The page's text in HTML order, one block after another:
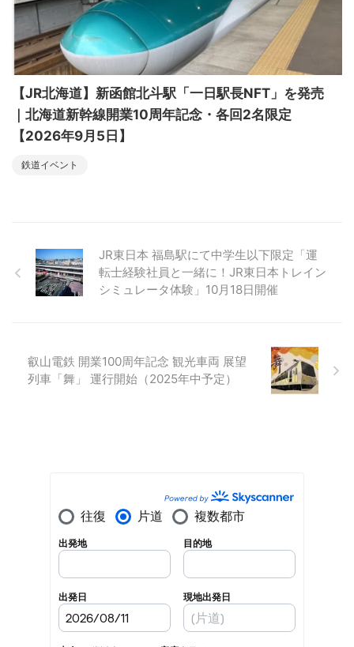
【JR北海道】新函館北斗駅「一日駅長NFT」を発売
｜北海道新幹線開業10周年記念・各回2名限定
【2026年9月5日】
鉄道イベント
JR東日本 福島駅にて中学生以下限定「運
転士経験社員と一緒に！JR東日本トレイン
シミュレータ体験」10月18日開催
叡山電鉄 開業100周年記念 観光車両 展望
列車「舞」 運行開始（2025年中予定）